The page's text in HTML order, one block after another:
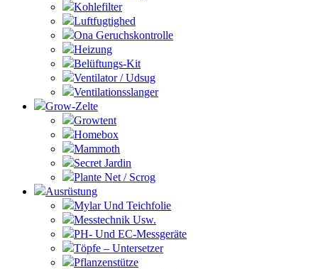
Kohlefilter
Luftfugtighed
Ona Geruchskontrolle
Heizung
Belüftungs-Kit
Ventilator / Udsug
Ventilationsslanger
Grow-Zelte
Growtent
Homebox
Mammoth
Secret Jardin
Plante Net / Scrog
Ausrüstung
Mylar Und Teichfolie
Messtechnik Usw.
PH- Und EC-Messgeräte
Töpfe – Untersetzer
Pflanzenstütze